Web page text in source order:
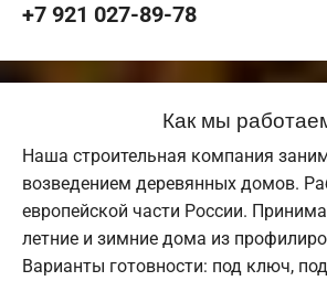
+7 921 027-89-78
Как мы
Наша строительная компания
возведением деревянных домов.
европейской части России.
летние и зимние дома из
Варианты готовности: под ключ,